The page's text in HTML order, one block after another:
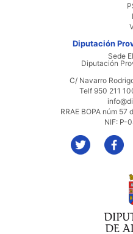
Diputación
Sede
Diputación
C/ Navarro
Telf 950 211
RRAE BOPA núm
NIF: P-